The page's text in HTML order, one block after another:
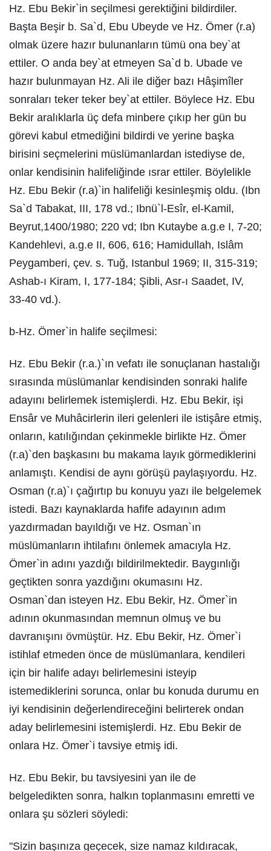
Hz. Ebu Bekir`in seçilmesi gerektiğini bildirdiler.
Başta Beşir b. Sa`d, Ebu Ubeyde ve Hz. Ömer (r.a)
olmak üzere hazır bulunanların tümü ona bey`at
ettiler. O anda bey`at etmeyen Sa`d b. Ubade ve
hazır bulunmayan Hz. Ali ile diğer bazı Hâşimîler
sonraları teker teker bey`at ettiler. Böylece Hz. Ebu
Bekir aralıklarla üç defa minbere çıkıp her gün bu
görevi kabul etmediğini bildirdi ve yerine başka
birisini seçmelerini müslümanlardan istediyse de,
onlar kendisinin halifeliğinde ısrar ettiler. Böylelikle
Hz. Ebu Bekir (r.a)`in halifeliği kesinleşmiş oldu. (Ibn
Sa`d Tabakat, III, 178 vd.; Ibnü`l-Esîr, el-Kamil,
Beyrut,1400/1980; 220 vd; Ibn Kutaybe a.g.e I, 7-20;
Kandehlevi, a.g.e II, 606, 616; Hamidullah, Islâm
Peygamberi, çev. s. Tuğ, Istanbul 1969; II, 315-319;
Ashab-ı Kiram, I, 177-184; Şibli, Asr-ı Saadet, IV,
33-40 vd.).
b-Hz. Ömer`in halife seçilmesi:
Hz. Ebu Bekir (r.a.)`ın vefatı ile sonuçlanan hastalığı
sırasında müslümanlar kendisinden sonraki halife
adayını belirlemek istemişlerdi. Hz. Ebu Bekir, işi
Ensâr ve Muhâcirlerin ileri gelenleri ile istişâre etmiş,
onların, katılığından çekinmekle birlikte Hz. Ömer
(r.a)`den başkasını bu makama layık görmediklerini
anlamıştı. Kendisi de aynı görüşü paylaşıyordu. Hz.
Osman (r.a)`ı çağırtıp bu konuyu yazı ile belgelemek
istedi. Bazı kaynaklarda hafife adayının adım
yazdırmadan bayıldığı ve Hz. Osman`ın
müslümanların ihtilafını önlemek amacıyla Hz.
Ömer`in adını yazdığı bildirilmektedir. Baygınlığı
geçtikten sonra yazdığını okumasını Hz.
Osman`dan isteyen Hz. Ebu Bekir, Hz. Ömer`in
adının okunmasından memnun olmuş ve bu
davranışını övmüştür. Hz. Ebu Bekir, Hz. Ömer`i
istihlaf etmeden önce de müslümanlara, kendileri
için bir halife adayı belirlemesini isteyip
istemediklerini sorunca, onlar bu konuda durumu en
iyi kendisinin değerlendireceğini belirterek ondan
aday belirlemesini istemişlerdi. Hz. Ebu Bekir de
onlara Hz. Ömer`i tavsiye etmiş idi.
Hz. Ebu Bekir, bu tavsiyesini yan ile de
belgeledikten sonra, halkın toplanmasını emretti ve
onlara şu sözleri söyledi:
"Sizin başınıza geçecek, size namaz kıldıracak,